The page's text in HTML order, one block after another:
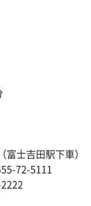
士吉田駅下車）
72-5111